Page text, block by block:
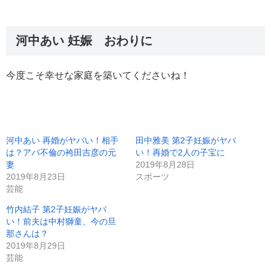
河中あい 妊娠 おわりに
今度こそ幸せな家庭を築いてくださいね！
河中あい 再婚がヤバい！相手
は？アパ不倫の袴田吉彦の元
妻
2019年8月23日
芸能
田中雅美 第2子妊娠がヤバ
い！再婚で2人の子宝に
2019年8月28日
スポーツ
竹内結子 第2子妊娠がヤバ
い！前夫は中村獅童、今の旦
那さんは？
2019年8月29日
芸能